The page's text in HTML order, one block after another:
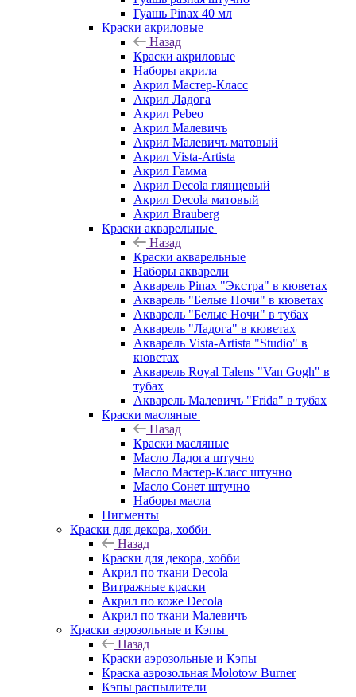
Гуашь Pinax 40 мл
Краски акриловые
Назад
Краски акриловые
Наборы акрила
Акрил Мастер-Класс
Акрил Ладога
Акрил Pebeo
Акрил Малевичъ
Акрил Малевичъ матовый
Акрил Vista-Artista
Акрил Гамма
Акрил Decola глянцевый
Акрил Decola матовый
Акрил Brauberg
Краски акварельные
Назад
Краски акварельные
Наборы акварели
Акварель Pinax "Экстра" в кюветах
Акварель "Белые Ночи" в кюветах
Акварель "Белые Ночи" в тубах
Акварель "Ладога" в кюветах
Акварель Vista-Artista "Studio" в
кюветах
Акварель Royal Talens "Van Gogh" в
тубах
Акварель Малевичъ "Frida" в тубах
Краски масляные
Назад
Краски масляные
Масло Ладога штучно
Масло Мастер-Класс штучно
Масло Сонет штучно
Наборы масла
Пигменты
Краски для декора, хобби
Назад
Краски для декора, хобби
Акрил по ткани Decola
Витражные краски
Акрил по коже Decola
Акрил по ткани Малевичъ
Краски аэрозольные и Кэпы
Назад
Краски аэрозольные и Кэпы
Краска аэрозольная Molotow Burner
Кэпы распылители